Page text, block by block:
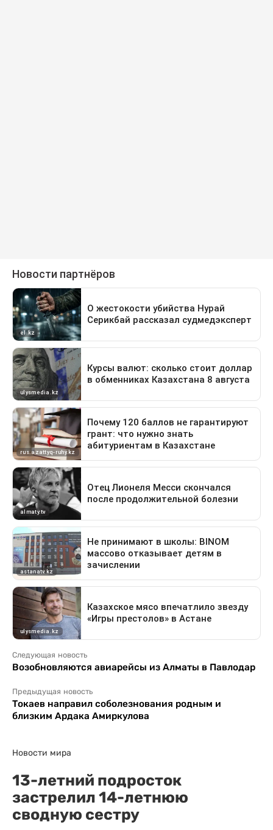
Следующая новость
Возобновляются авиарейсы из Алматы в Павлодар
Предыдущая новость
Токаев направил соболезнования родным и
близким Ардака Амиркулова
Новости мира
13-летний подросток
застрелил 14-летнюю
сводную сестру